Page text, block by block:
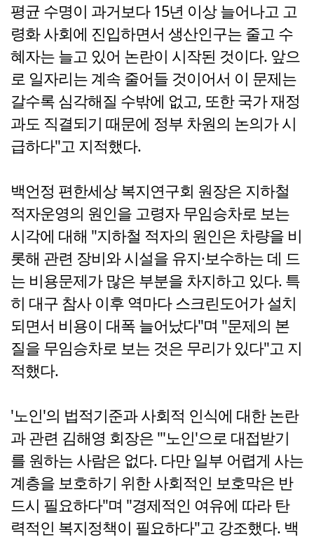
평균 수명이 과거보다 15년 이상 늘어나고 고
령화 사회에 진입하면서 생산인구는 줄고 수
혜자는 늘고 있어 논란이 시작된 것이다. 앞으
로 일자리는 계속 줄어들 것이어서 이 문제는
갈수록 심각해질 수밖에 없고, 또한 국가 재정
과도 직결되기 때문에 정부 차원의 논의가 시
급하다"고 지적했다.
백언정 편한세상 복지연구회 원장은 지하철
적자운영의 원인을 고령자 무임승차로 보는
시각에 대해 "지하철 적자의 원인은 차량을 비
롯해 관련 장비와 시설을 유지·보수하는 데 드
는 비용문제가 많은 부분을 차지하고 있다. 특
히 대구 참사 이후 역마다 스크린도어가 설치
되면서 비용이 대폭 늘어났다"며 "문제의 본
질을 무임승차로 보는 것은 무리가 있다"고 지
적했다.
'노인'의 법적기준과 사회적 인식에 대한 논란
과 관련 김해영 회장은 "'노인'으로 대접받기
를 원하는 사람은 없다. 다만 일부 어렵게 사는
계층을 보호하기 위한 사회적인 보호막은 반
드시 필요하다"며 "경제적인 여유에 따라 탄
력적인 복지정책이 필요하다"고 강조했다. 백